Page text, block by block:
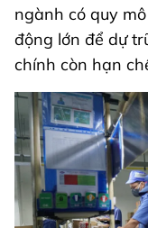
ngành có quy
động lớn để dự
chính còn hạn